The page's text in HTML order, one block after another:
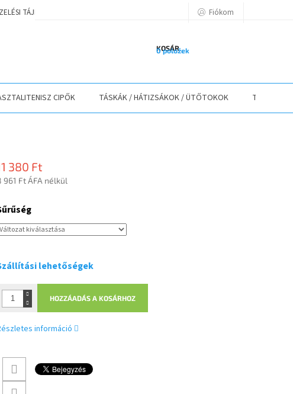
TÁJÉKOZTATÓ ELÉRHETŐSÉGEK
Fiókom
KOSÁR
0 položek
CIPŐK TÁSKÁK / HÁTIZSÁKOK / ÜTŐTOKOK TEXTIL
380 Ft
961 Ft ÁFA nélkül
lehetőségek
HOZZÁADÁS A KOSÁRHOZ
információ